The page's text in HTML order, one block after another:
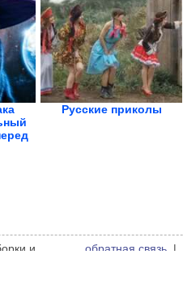
Русские приколы
и
обратная связь |